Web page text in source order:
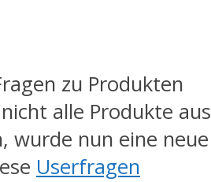
zu Produkten
alle Produkte aus
wurde nun eine neue
Userfragen